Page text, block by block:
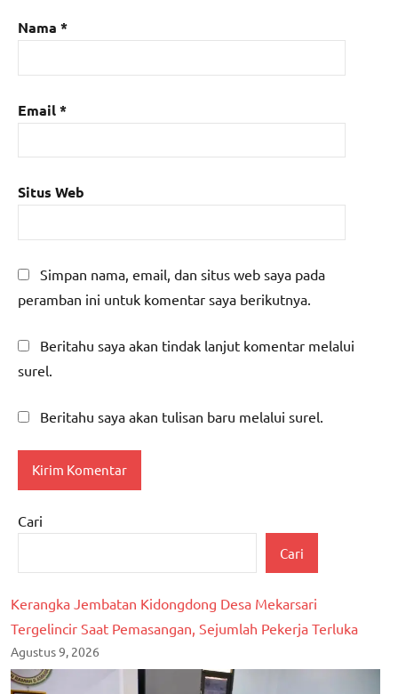
Nama *
Email*
Situs Web
Simpan nama, email, dan situs web saya pada
peramban ini untuk komentar saya berikutnya.
Beritahu saya akan tindak lanjut komentar melalui
surel.
Beritahu saya akan tulisan baru melalui surel.
Cari
Cari
Kerangka Jembatan Kidongdong Desa Mekarsari
Tergelincir Saat Pemasangan, Sejumlah Pekerja Terluka
Agustus 9, 2026